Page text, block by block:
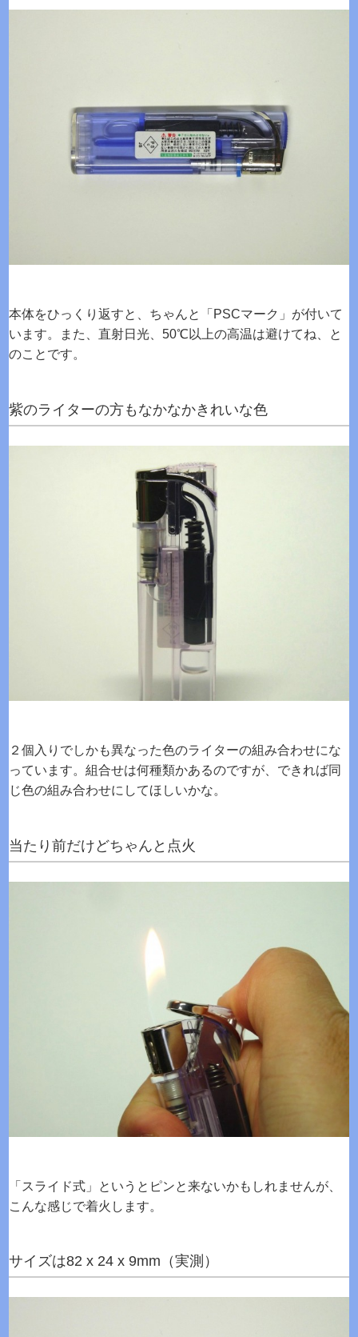
本体をひっくり返すと、ちゃんと「PSCマーク」が付いて
います。また、直射日光、50℃以上の高温は避けてね、と
のことです。
紫のライターの方もなかなかきれいな色
２個入りでしかも異なった色のライターの組み合わせにな
っています。組合せは何種類かあるのですが、できれば同
じ色の組み合わせにしてほしいかな。
当たり前だけどちゃんと点火
「スライド式」というとピンと来ないかもしれませんが、
こんな感じで着火します。
サイズは82 x 24 x 9mm（実測）